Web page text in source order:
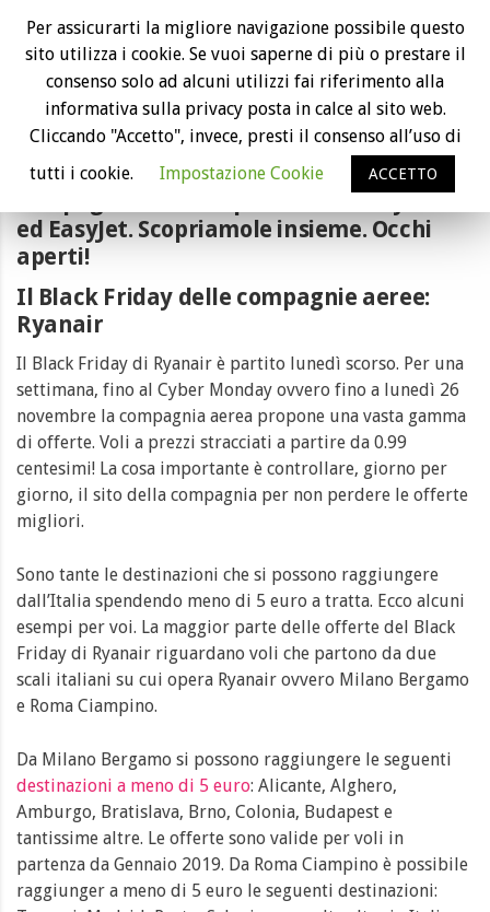
Ritorna il Black Friday delle compagnie
aeree: tutte le offerte
È tornata la settimana del Black Friday
sono tantissime le offerte proposte dalle
compagnie aeree soprattutto da Ryanair
ed EasyJet. Scopriamole insieme. Occhi
aperti!
Il Black Friday delle compagnie aeree:
Ryanair
Il Black Friday di Ryanair è partito lunedì scorso. Per una
settimana, fino al Cyber Monday ovvero fino a lunedì 26
novembre la compagnia aerea propone una vasta gamma
di offerte. Voli a prezzi stracciati a partire da 0.99
centesimi! La cosa importante è controllare, giorno per
giorno, il sito della compagnia per non perdere le offerte
migliori.
Sono tante le destinazioni che si possono raggiungere
dall’Italia spendendo meno di 5 euro a tratta. Ecco alcuni
esempi per voi. La maggior parte delle offerte del Black
Friday di Ryanair riguardano voli che partono da due
scali italiani su cui opera Ryanair ovvero Milano Bergamo
e Roma Ciampino.
Da Milano Bergamo si possono raggiungere le seguenti
destinazioni a meno di 5 euro: Alicante, Alghero,
Amburgo, Bratislava, Brno, Colonia, Budapest e
tantissime altre. Le offerte sono valide per voli in
partenza da Gennaio 2019. Da Roma Ciampino è possibile
raggiunger a meno di 5 euro le seguenti destinazioni:
Per assicurarti la migliore navigazione possibile questo
sito utilizza i cookie. Se vuoi saperne di più o prestare il
consenso solo ad alcuni utilizzi fai riferimento alla
informativa sulla privacy posta in calce al sito web.
Cliccando "Accetto", invece, presti il consenso all’uso di
tutti i cookie.
Impostazione Cookie ACCETTO